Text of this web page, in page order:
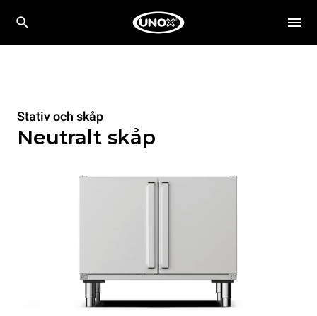
Stativ och skåp
Neutralt skåp